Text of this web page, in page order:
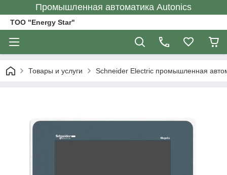
Промышленная автоматика Autonics
ТОО "Energy Star"
Товары и услуги Schneider Electric промышленная